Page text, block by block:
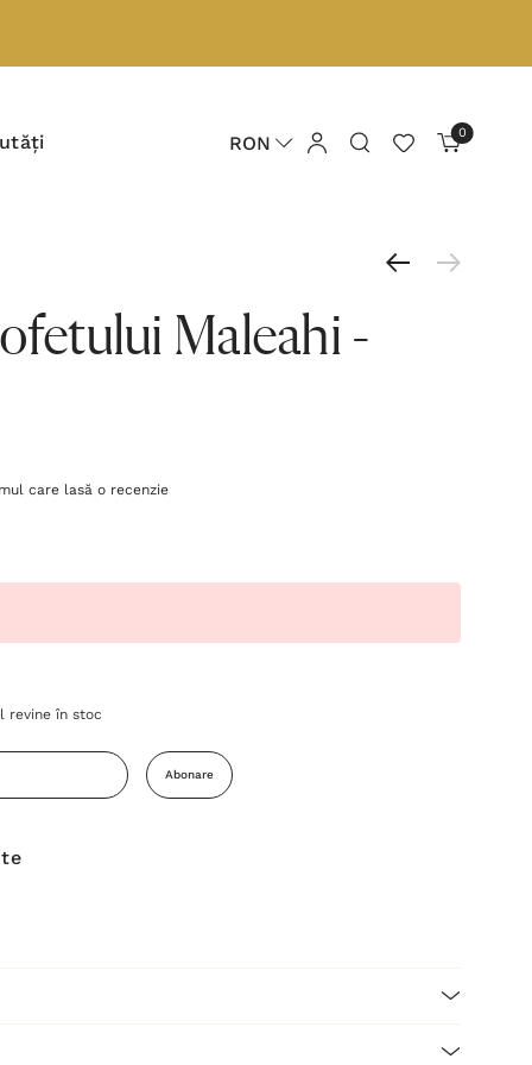
RON 0
Maleahi -
care lasă o recenzie
revine în stoc
Abonare